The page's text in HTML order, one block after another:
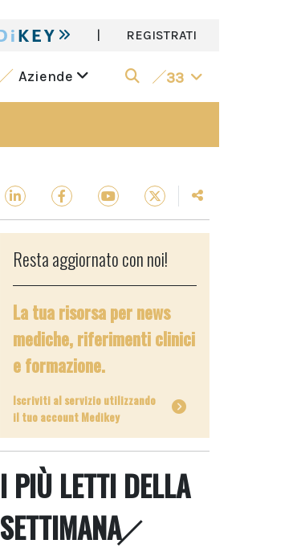
| REGISTRATI
Aziende 33
Resta aggiornato con noi!
La tua risorsa per news
mediche, riferimenti clinici
e formazione.
Iscriviti al servizio utilizzando
il tuo account Medikey
I PIÙ LETTI DELLA
SETTIMANA